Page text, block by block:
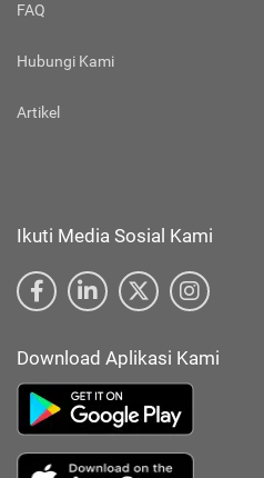
FAQ
Hubungi Kami
Artikel
Ikuti Media Sosial Kami
Download Aplikasi Kami